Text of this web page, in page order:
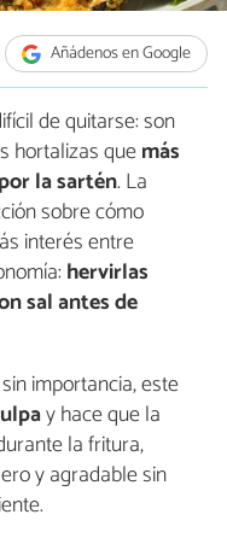
Añádenos en Google
de quitarse: son
hortalizas quemás
la sartén. La
sobre cómo
interés entre
hervirlas
sal antes de
importancia, este
y hace que la
la fritura,
y agradable sin